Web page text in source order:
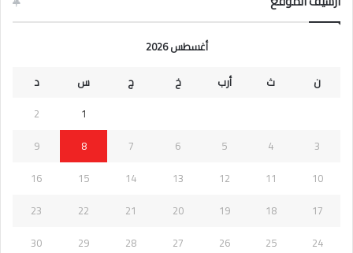
أغسطس 2026
ن
ث أرب خ ج س
د
1
2
3
4
5
6
7
8
9
10
11
12
13
14
15
16
17
18
19
20
21
22
23
24
25
26
27
28
29
30